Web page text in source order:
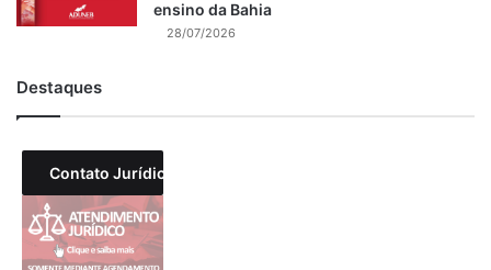
ensino da Bahia
28/07/2026
Destaques
Contato Jurídico